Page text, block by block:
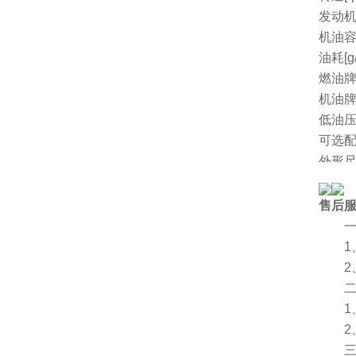
发动
机油
油耗
燃油
机油
低油
可选
外形
净重
厂家
售后
一
1、
2、
二
1、
2、
三